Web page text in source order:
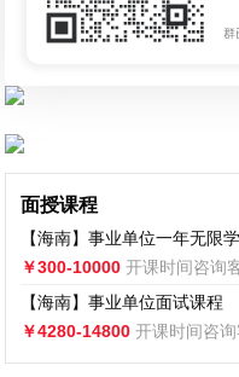
群
面授课程
【海南】事业单位一年无限
￥300-10000 开课时间咨询
【海南】事业单位面试课程
￥4280-14800 开课时间咨